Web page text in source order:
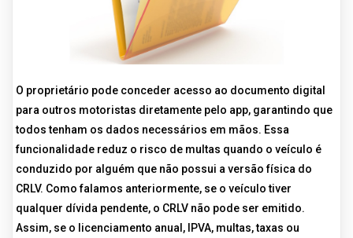
O proprietário pode conceder acesso ao documento digital
para outros motoristas diretamente pelo app, garantindo que
todos tenham os dados necessários em mãos. Essa
funcionalidade reduz o risco de multas quando o veículo é
conduzido por alguém que não possui a versão física do
CRLV. Como falamos anteriormente, se o veículo tiver
qualquer dívida pendente, o CRLV não pode ser emitido.
Assim, se o licenciamento anual, IPVA, multas, taxas ou